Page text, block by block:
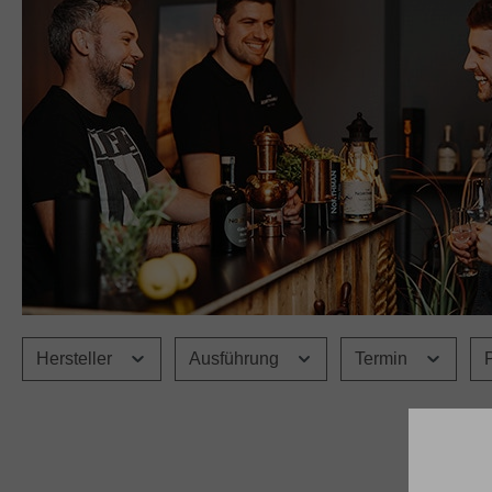
Hersteller Ausführung Termin